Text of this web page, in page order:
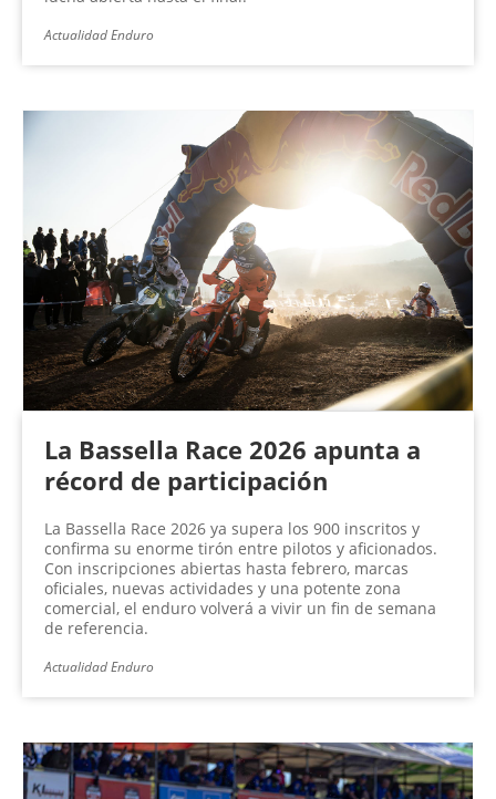
Actualidad Enduro
La Bassella Race 2026 apunta a
récord de participación
La Bassella Race 2026 ya supera los 900 inscritos y
confirma su enorme tirón entre pilotos y aficionados.
Con inscripciones abiertas hasta febrero, marcas
oficiales, nuevas actividades y una potente zona
comercial, el enduro volverá a vivir un fin de semana
de referencia.
Actualidad Enduro